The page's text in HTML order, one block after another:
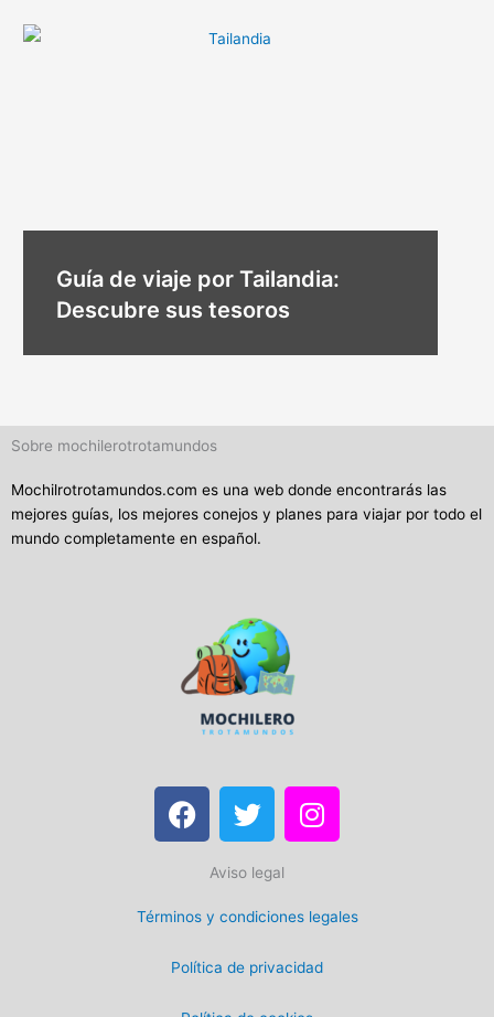
Guía de viaje por Tailandia:
Descubre sus tesoros
Sobre mochilerotrotamundos
Mochilrotrotamundos.com es una web donde encontrarás las
mejores guías, los mejores conejos y planes para viajar por todo el
mundo completamente en español.
F
a
b
o
T
w
t
t
r
I
n
a
g
r
Aviso legal
Términos y condiciones legales
Política de privacidad